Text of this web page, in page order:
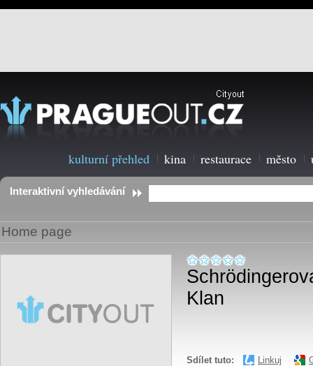
kulturní přehled kina restaurace město
Interaktivní vyhledávání
Home page
Klan
Sdílet tuto: Linkuj